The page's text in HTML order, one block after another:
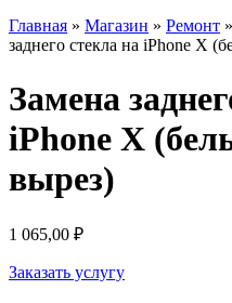
Главная » Магазин » Ремонт »
заднего стекла на iPhone X
Замена
iPhone X
вырез)
1 065,00 ₽
Заказать услугу